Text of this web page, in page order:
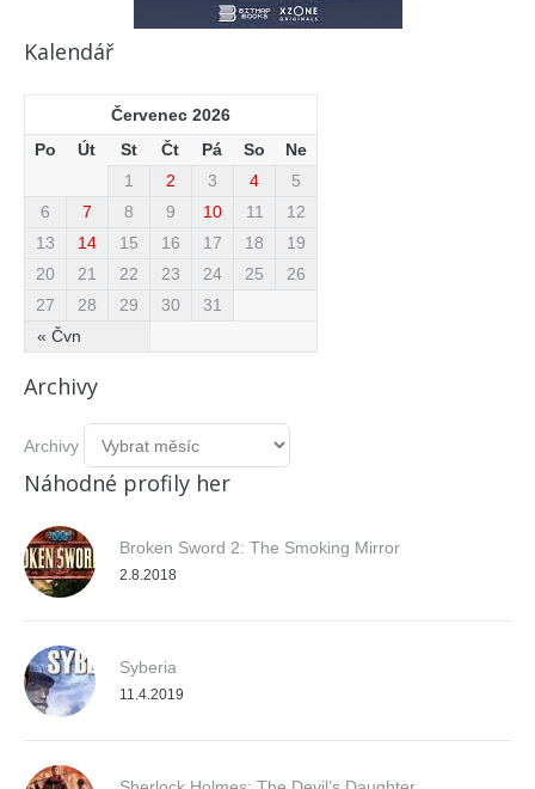
Kalendář
Červenec 2026
Po
Út St Čt Pá So Ne
« Čvn
1 2 3 4
5
6
7 8 9 10 11
12
13
14 15 16 17 18
19
20
21 22 23 24 25
26
27
28 29 30 31
Archivy
Archivy
Náhodné profily her
Broken Sword 2: The Smoking Mirror
2.8.2018
Syberia
11.4.2019